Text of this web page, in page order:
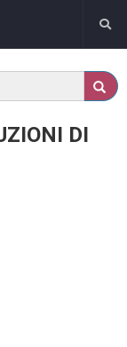
DI